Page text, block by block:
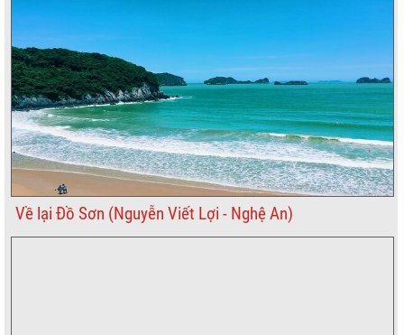
Về lại Đồ Sơn (Nguyễn Viết Lợi - Nghệ An)